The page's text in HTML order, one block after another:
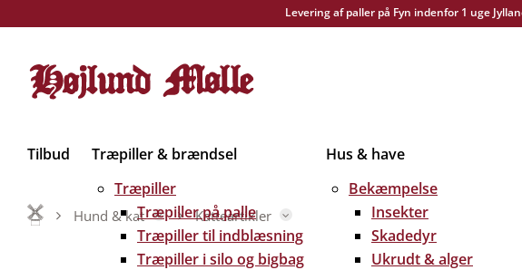
Levering af paller på Fyn indenfor 1 uge
Tilbud
Træpiller & brændsel
Træpiller
Træpiller på palle
Træpiller til indblæsning
Træpiller i silo og bigbag
Hus & have
Bekæmpelse
Insekter
Skadedyr
Ukrudt & alger
Hund & kat Katteartikler